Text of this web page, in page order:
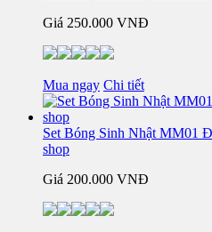
Giá 250.000 VNĐ
Mua ngay Chi tiết
Set Bóng Sinh Nhật
shop
Giá 200.000 VNĐ